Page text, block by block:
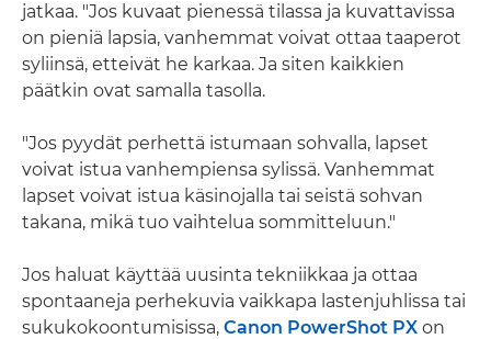
jatkaa. "Jos kuvaat pienessä tilassa ja kuvattavissa
on pieniä lapsia, vanhemmat voivat ottaa taaperot
syliinsä, etteivät he karkaa. Ja siten kaikkien
päätkin ovat samalla tasolla.
"Jos pyydät perhettä istumaan sohvalla, lapset
voivat istua vanhempiensa sylissä. Vanhemmat
lapset voivat istua käsinojalla tai seistä sohvan
takana, mikä tuo vaihtelua sommitteluun."
Jos haluat käyttää uusinta tekniikkaa ja ottaa
spontaaneja perhekuvia vaikkapa lastenjuhlissa tai
sukukokoontumisissa, Canon PowerShot PX on